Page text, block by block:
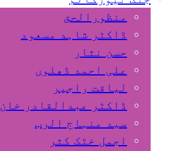
منظورالحق
ڈاکٹر شاہد مسعود
حسن نثار
علی احمد ڈھلوں
لیاقت راجپر
ڈاکٹر عبدالقادر خان
سید منہاج الرب
اجمل خٹک کثر